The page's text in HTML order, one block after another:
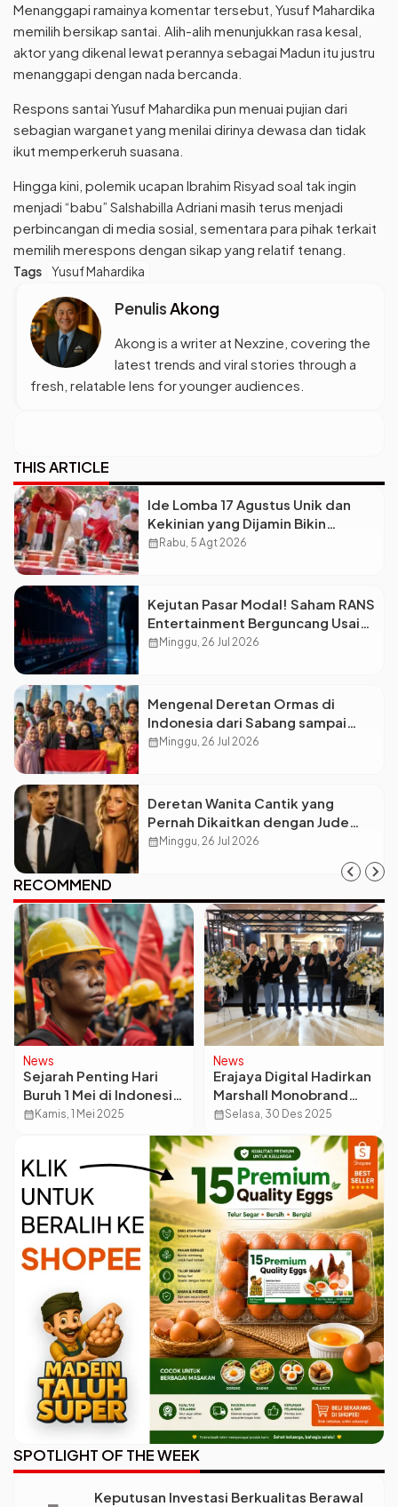
Menanggapi ramainya komentar tersebut, Yusuf Mahardika
memilih bersikap santai. Alih-alih menunjukkan rasa kesal,
aktor yang dikenal lewat perannya sebagai Madun itu justru
menanggapi dengan nada bercanda.
Respons santai Yusuf Mahardika pun menuai pujian dari
sebagian warganet yang menilai dirinya dewasa dan tidak
ikut memperkeruh suasana.
Hingga kini, polemik ucapan Ibrahim Risyad soal tak ingin
menjadi “babu” Salshabilla Adriani masih terus menjadi
perbincangan di media sosial, sementara para pihak terkait
memilih merespons dengan sikap yang relatif tenang.
Tags Yusuf Mahardika
PenulisAkong
Akong is a writer at Nexzine, covering the
latest trends and viral stories through a
fresh, relatable lens for younger audiences.
THIS ARTICLE
Ide Lomba 17 Agustus Unik dan
Kekinian yang Dijamin Bikin
Suasana Makin Pecah
calendar_month Rabu, 5 Agt 2026
Kejutan Pasar Modal! Saham RANS
Entertainment Berguncang Usai
Petinggi Mengundurkan Diri
calendar_month Minggu, 26 Jul 2026
Mengenal Deretan Ormas di
Indonesia dari Sabang sampai
Merauke
calendar_month Minggu, 26 Jul 2026
Deretan Wanita Cantik yang
Pernah Dikaitkan dengan Jude
Bellingham
calendar_month Minggu, 26 Jul 2026
RECOMMEND
News
Sejarah Penting Hari
Buruh 1 Mei di Indonesia
dan Dunia
calendar_month Kamis, 1 Mei 2025
News
Erajaya Digital Hadirkan
Marshall Monobrand
Store Perdana di
Indonesia
calendar_monthSelasa, 30 Des 2025
SPOTLIGHT OF THE WEEK
Keputusan Investasi Berkualitas Berawal